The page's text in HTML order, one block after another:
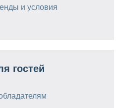
и условия
гостей